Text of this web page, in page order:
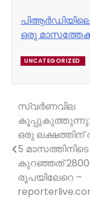
ഒരു
UNCATEGORIZED
Post
navigation
സ്വർണവില
കൂപ്പുകുത്തുന്നു:
ഒരു ലക്ഷത്തിന്
5 മാസത്തിനിടെ
കുറഞ്ഞത്
രൂപയിലേറെ –